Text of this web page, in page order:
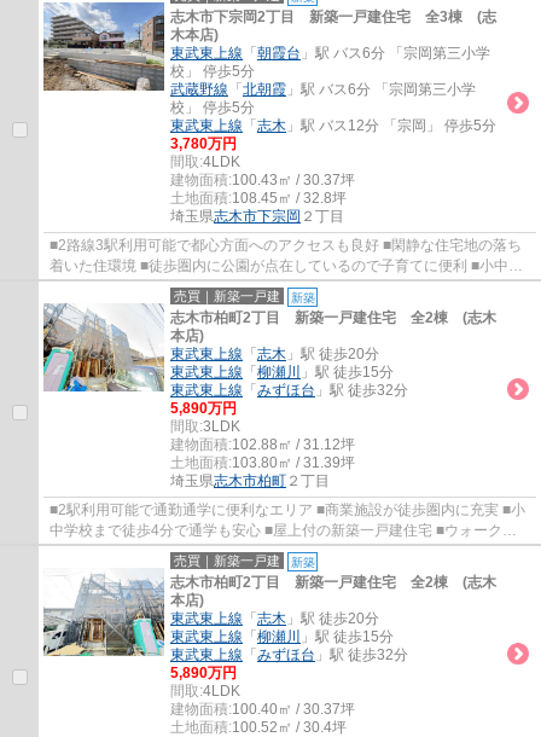
志木市下宗岡2丁目 新築一戸建住宅 全3棟 (志
木本店)
東武東上線 「 朝霞台 」駅 バス6分 「宗岡第三小学
校」 停歩5分
武蔵野線 「 北朝霞 」駅 バス6分 「宗岡第三小学
校」 停歩5分
東武東上線 「 志木 」駅 バス12分 「宗岡」 停歩5分
3,780万円
間取:4LDK
建物面積:100.43㎡ / 30.37坪
土地面積:108.45㎡ / 32.8坪
埼玉県志木市下宗岡 ２丁目
■2路線3駅利用可能で都心方面へのアクセスも良好 ■閑静な住宅地の落ち
着いた住環境 ■徒歩圏内に公園が点在しているので子育てに便利 ■小中学
校が近く、お子様の通学も安心
売買｜新築一戸建 新築
志木市柏町2丁目 新築一戸建住宅 全2棟 (志木
本店)
東武東上線 「 志木 」駅 徒歩20分
東武東上線 「 柳瀬川
」駅 徒歩15分
東武東上線 「 みずほ台 」駅 徒歩32分
5,890万円
間取:3LDK
建物面積:102.88㎡ / 31.12坪
土地面積:103.80㎡ / 31.39坪
埼玉県志木市柏町 ２丁目
■2駅利用可能で通勤通学に便利なエリア ■商業施設が徒歩圏内に充実 ■小
中学校まで徒歩4分で通学も安心 ■屋上付の新築一戸建住宅 ■ウォークイ
ンクローゼットやシューズクロークなど豊富...
売買｜新築一戸建 新築
志木市柏町2丁目 新築一戸建住宅 全2棟 (志木
本店)
東武東上線 「 志木 」駅 徒歩20分
東武東上線 「 柳瀬川
」駅 徒歩15分
東武東上線 「 みずほ台 」駅 徒歩32分
5,890万円
間取:4LDK
建物面積:100.40㎡ / 30.37坪
土地面積:100.52㎡ / 30.4坪